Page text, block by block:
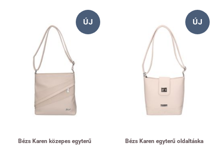
ÚJ
Bézs Karen közepes egyterű
ÚJ
Bézs Karen egyterű oldaltáska